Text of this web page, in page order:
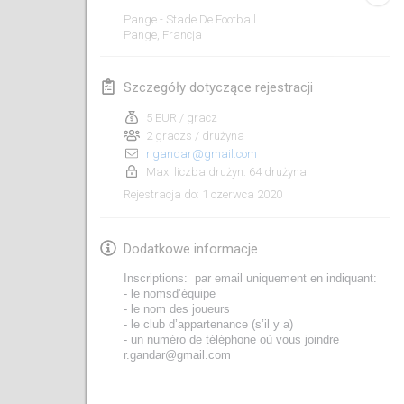
Pange - Stade De Football
Pange, Francja
Szczegóły dotyczące rejestracji
5 EUR / gracz
2 graczs / drużyna
r.gandar@gmail.com
Max. liczba drużyn: 64 drużyna
Rejestracja do: 1 czerwca 2020
Dodatkowe informacje
Inscriptions:  par email uniquement en indiquant:
- le nomsd’équipe
- le nom des joueurs
- le club d’appartenance (s’il y a)
- un numéro de téléphone où vous joindre
r.gandar@gmail.com
Tournoi d'Hiver
25 sty 2020|Francja
luty 2020
1 lut 2020 |Belgia
Möl'Krêpes
1 lut 2020|Francja
Liekki Cup